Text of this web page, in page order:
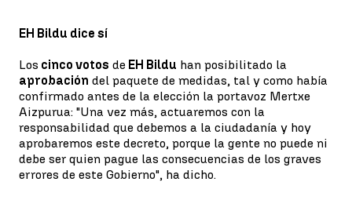
EH Bildu dice sí
Los cinco votos de EH Bildu han posibilitado la
aprobación del paquete de medidas, tal y como había
confirmado antes de la elección la portavoz Mertxe
Aizpurua: "Una vez más, actuaremos con la
responsabilidad que debemos a la ciudadanía y hoy
aprobaremos este decreto, porque la gente no puede ni
debe ser quien pague las consecuencias de los graves
errores de este Gobierno", ha dicho.